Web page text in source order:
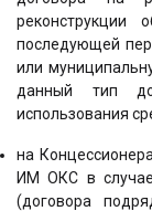
реконструкции
последующей
или
данный тип
использования
на
ИМ ОКС в случае
(договора